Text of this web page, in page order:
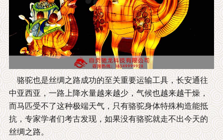
骆驼也是丝绸之路成功的至关重要运输工具，长安通往
中亚西亚，一路上降水量越来越少，气候也越来越干燥，
而马匹受不了这种极端天气，只有骆驼身体特殊构造能抵
抗，专家学者们考古发现，如果没有骆驼就走不出今天的
丝绸之路。